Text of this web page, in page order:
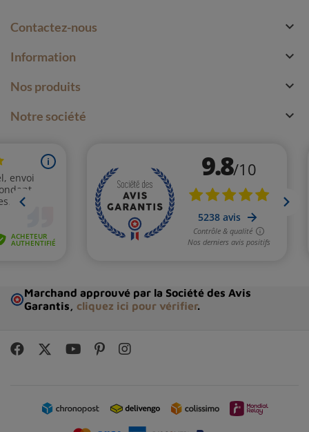
Contactez-nous 
Information 
Nos produits 
Notre société 
Marchand approuvé par la Société des Avis
Garantis, cliquez ici pour vérifier.